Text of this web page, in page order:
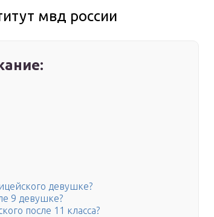
мвд россии
девушке?
9 девушке?
после 11 класса?